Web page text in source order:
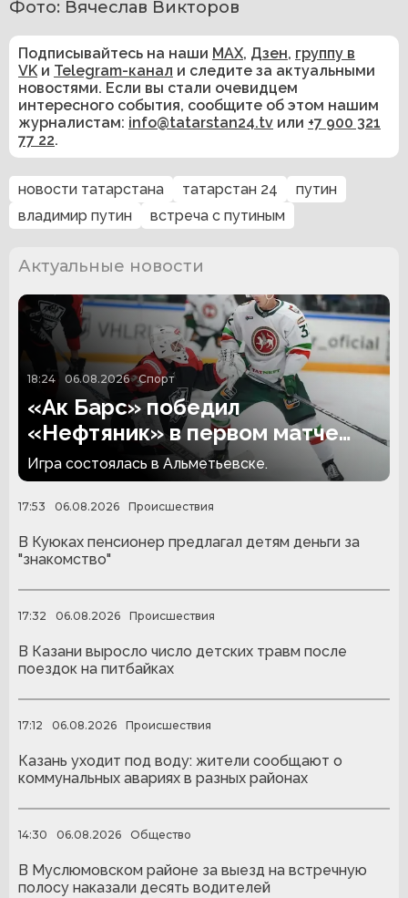
Фото: Вячеслав Викторов
Подписывайтесь на наши MAX, Дзен, группу в
VK и Telegram-канал и следите за актуальными
новостями. Если вы стали очевидцем
интересного события, сообщите об этом нашим
журналистам: info@tatarstan24.tv или +7 900 321
77 22.
новости татарстана татарстан 24
путин
владимир путин
встреча с путиным
Актуальные новости
18:24 06.08.2026 Спорт
«Ак Барс» победил
«Нефтяник» в первом матче
сезона
Игра состоялась в Альметьевске.
17:53 06.08.2026 Происшествия
В Куюках пенсионер предлагал детям деньги за
"знакомство"
17:32 06.08.2026 Происшествия
В Казани выросло число детских травм после
поездок на питбайках
17:12 06.08.2026 Происшествия
Казань уходит под воду: жители сообщают о
коммунальных авариях в разных районах
14:30 06.08.2026 Общество
В Муслюмовском районе за выезд на встречную
полосу наказали десять водителей